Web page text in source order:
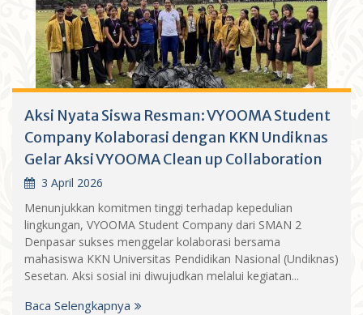
Aksi Nyata Siswa Resman: VYOOMA Student
Company Kolaborasi dengan KKN Undiknas
Gelar Aksi VYOOMA Clean up Collaboration
3 April 2026
Menunjukkan komitmen tinggi terhadap kepedulian
lingkungan, VYOOMA Student Company dari SMAN 2
Denpasar sukses menggelar kolaborasi bersama
mahasiswa KKN Universitas Pendidikan Nasional (Undiknas)
Sesetan. Aksi sosial ini diwujudkan melalui kegiatan...
Baca Selengkapnya